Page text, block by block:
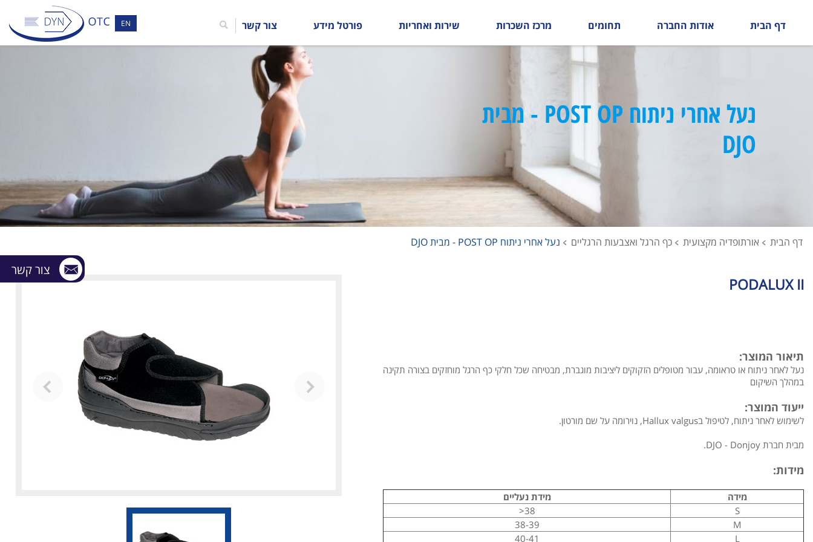
צור קשר
EN דף הבית אודות החברה תחומים מרכז השכרות שירות ואחריות פורטל מידע צור קשר
נעל אחרי ניתוח POST OP - מבית
DJO
דף הבית אורתופדיה מקצועית כף הרגל ואצבעות הרגליים נעל אחרי ניתוח POST OP - מבית DJO
PODALUX II
תיאור המוצר:
נעל לאחר ניתוח או טראומה, עבור מטופלים הזקוקים ליציבות מוגברת, מבטיחה שכל חלקי כף הרגל מוחזקים בצורה תקינה
במהלך השיקום
ייעוד המוצר:
לשימוש לאחר ניתוח, לטיפול בHallux valgus, נוירומה על שם מורטון.
מבית חברת DJO - Donjoy.
מידות:
מידה
מידת נעליים
S
38<
M
38-39
L
40-41